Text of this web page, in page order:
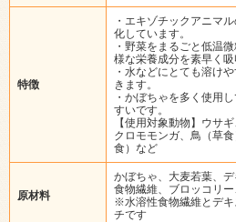
特徴
・エキゾチックアニマ
化しています。
・野菜をまるごと低温
様な栄養成分を素早く吸
・水などにとても溶け
きます。
・かぼちゃを多く使用
すいです。
【使用対象動物】ウサ
クロモモンガ、鳥（草
食）など
原材料
かぼちゃ、大麦若葉、
食物繊維、ブロッコリ
※水溶性食物繊維とデ
チです